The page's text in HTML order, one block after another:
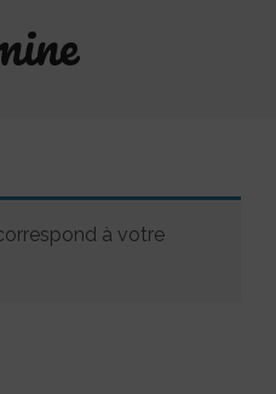
à votre